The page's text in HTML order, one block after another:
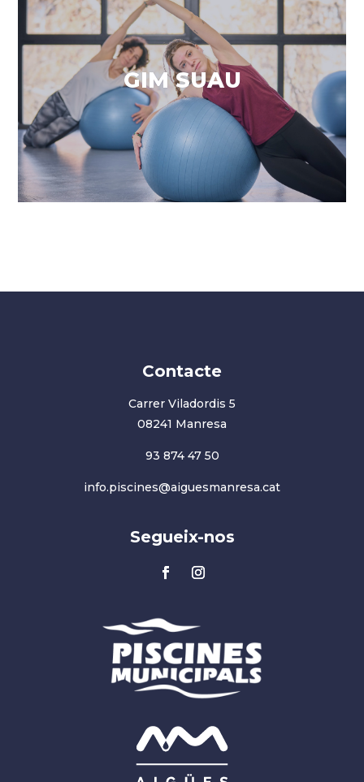
GIM SUAU
Enforteix & tonifica
VEURE MÉS
Contacte
Carrer Viladordis 5
08241 Manresa
93 874 47 50
info.piscines@aiguesmanresa.cat
Segueix-nos